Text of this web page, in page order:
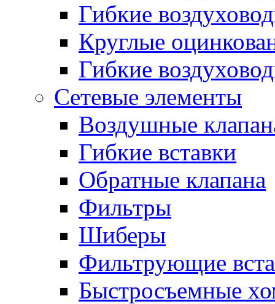
Гибкие
Круглые
Гибкие
Сетевые элементы
Воздушные
Гибкие вставки
Обратные клапана
Фильтры
Шиберы
Фильтрующие
Быстросъемные